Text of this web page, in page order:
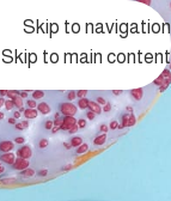
Skip to navigation
Skip to main content